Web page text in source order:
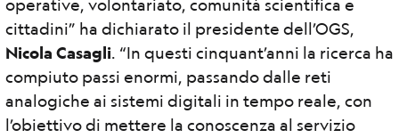
operative, volontariato, comunità scientifica e
cittadini” ha dichiarato il presidente dell’OGS,
Nicola Casagli. “In questi cinquant’anni la ricerca ha
compiuto passi enormi, passando dalle reti
analogiche ai sistemi digitali in tempo reale, con
l’obiettivo di mettere la conoscenza al servizio